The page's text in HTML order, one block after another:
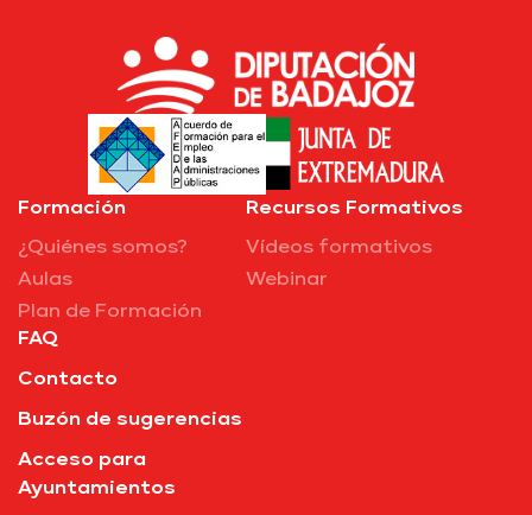
Formación
¿Quiénes somos?
Aulas
Plan de Formación
Recursos Formativos
Vídeos formativos
Webinar
FAQ
Contacto
Buzón de sugerencias
Acceso para
Ayuntamientos